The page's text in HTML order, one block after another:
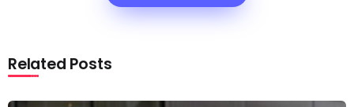
Related Posts